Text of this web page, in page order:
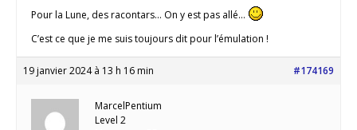
Pour la Lune, des racontars… On y est pas allé…
C’est ce que je me suis toujours dit pour l’émulation !
19 janvier 2024 à 13 h 16 min #174169
MarcelPentium
Level 2